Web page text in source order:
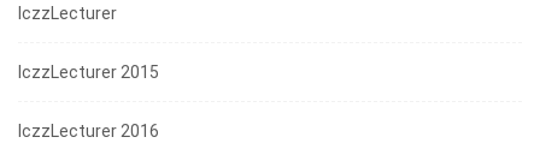
IczzLecturer
IczzLecturer 2015
IczzLecturer 2016